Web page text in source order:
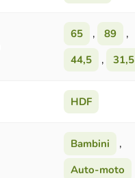
65 , 89
,
44,5
, 31,5
HDF
Bambini
,
Auto-moto